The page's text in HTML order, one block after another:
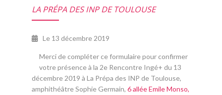
LA PRÉPA DES INP DE TOULOUSE
Le 13 décembre 2019
Merci de compléter ce formulaire pour confirmer
votre présence à la 2e Rencontre Ingé+ du 13
décembre 2019 à La Prépa des INP de Toulouse,
amphithéâtre Sophie Germain, 6 allée Emile Monso,